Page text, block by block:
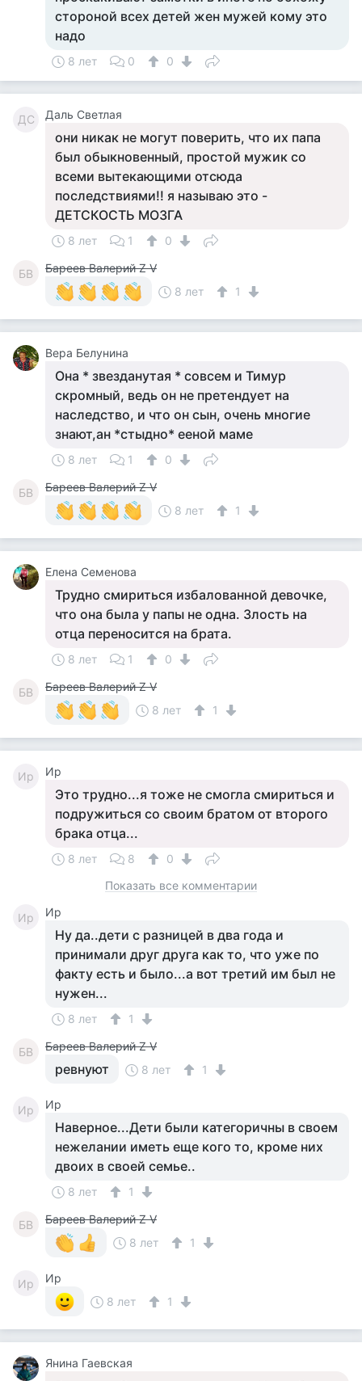
стороной всех детей жен мужей кому это
надо
8 лет 0 0
ДС Даль Светлая
они никак не могут поверить, что их папа
был обыкновенный, простой мужик со
всеми вытекающими отсюда
последствиями!! я называю это -
ДЕТСКОСТЬ МОЗГА
8 лет 1 0
БВ
Бареев Валерий Z V
8 лет
1
Вера Белунина
Она * звезданутая * совсем и Тимур
скромный, ведь он не претендует на
наследство, и что он сын, очень многие
знают,ан *стыдно* ееной маме
8 лет 1 0
БВ
Бареев Валерий Z V
8 лет
1
Елена Семенова
Трудно смириться избалованной девочке,
что она была у папы не одна. Злость на
отца переносится на брата.
8 лет 1 0
БВ
Бареев Валерий Z V
8 лет
1
Ир Ир
Это трудно...я тоже не смогла смириться и
подружиться со своим братом от второго
брака отца...
8 лет 8
0
Показать все комментарии
Ир Ир
Ну да..дети с разницей в два года и
принимали друг друга как то, что уже по
факту есть и было...а вот третий им был не
нужен...
8 лет 1
БВ Бареев Валерий Z V
ревнуют 8 лет 1
Ир Ир
Наверное...Дети были категоричны в своем
нежелании иметь еще кого то, кроме них
двоих в своей семье..
8 лет 1
БВ
Бареев Валерий Z V
8 лет
1
Ир
Ир
8 лет
1
Янина Гаевская